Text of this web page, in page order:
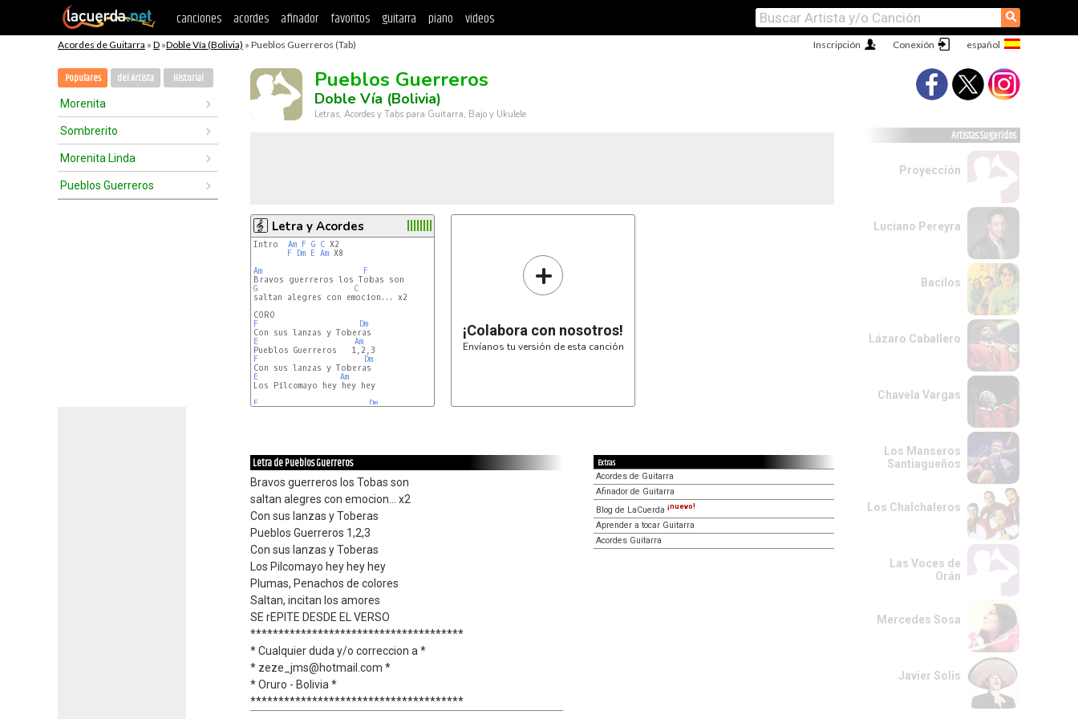
canciones acordes afinador favoritos guitarra piano videos ⚲
Acordes de Guitarra » D »Doble Vía (Bolivia) » Pueblos Guerreros (Tab) Conexión
Inscripción
Populares del Artista Historial
Morenita
Sombrerito
Morenita Linda
Pueblos Guerreros
Pueblos Guerreros
Doble Vía (Bolivia)
Letras, Acordes y Tabs para Guitarra, Bajo y Ukulele
Letra y Acordes
Intro Am F G C X2
F
Dm E Am X8
Am
F
G
C
saltan alegres con emocion... x2
F
Dm
E
Am
F
Dm
E
Am
Los Pilcomayo hey hey hey
F
Dm
+
¡Colabora con nosotros!
Envíanos tu versión de esta canción
Letra de Pueblos Guerreros
Bravos guerreros los Tobas son
saltan alegres con emocion... x2
Con sus lanzas y Toberas
Pueblos Guerreros 1,2,3
Con sus lanzas y Toberas
Los Pilcomayo hey hey hey
Plumas, Penachos de colores
Saltan, incitan los amores
SE rEPITE DESDE EL VERSO
**************************************
* Cualquier duda y/o correccion a *
* zeze_jms@hotmail.com *
* Oruro - Bolivia *
**************************************
Extras
Acordes de Guitarra
Afinador de Guitarra
Blog de LaCuerda ¡nuevo!
Aprender a tocar Guitarra
Acordes Guitarra
Artistas Sugeridos
Proyección
Luciano Pereyra
Bacilos
Lázaro Caballero
Chavela Vargas
Los Manseros
Santiagueños
Los Chalchaleros
Las Voces de
Orán
Mercedes Sosa
Javier Solis